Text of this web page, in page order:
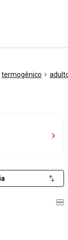
termogênico